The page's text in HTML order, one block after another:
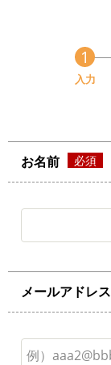
現
入力
お名前
メールアドレス